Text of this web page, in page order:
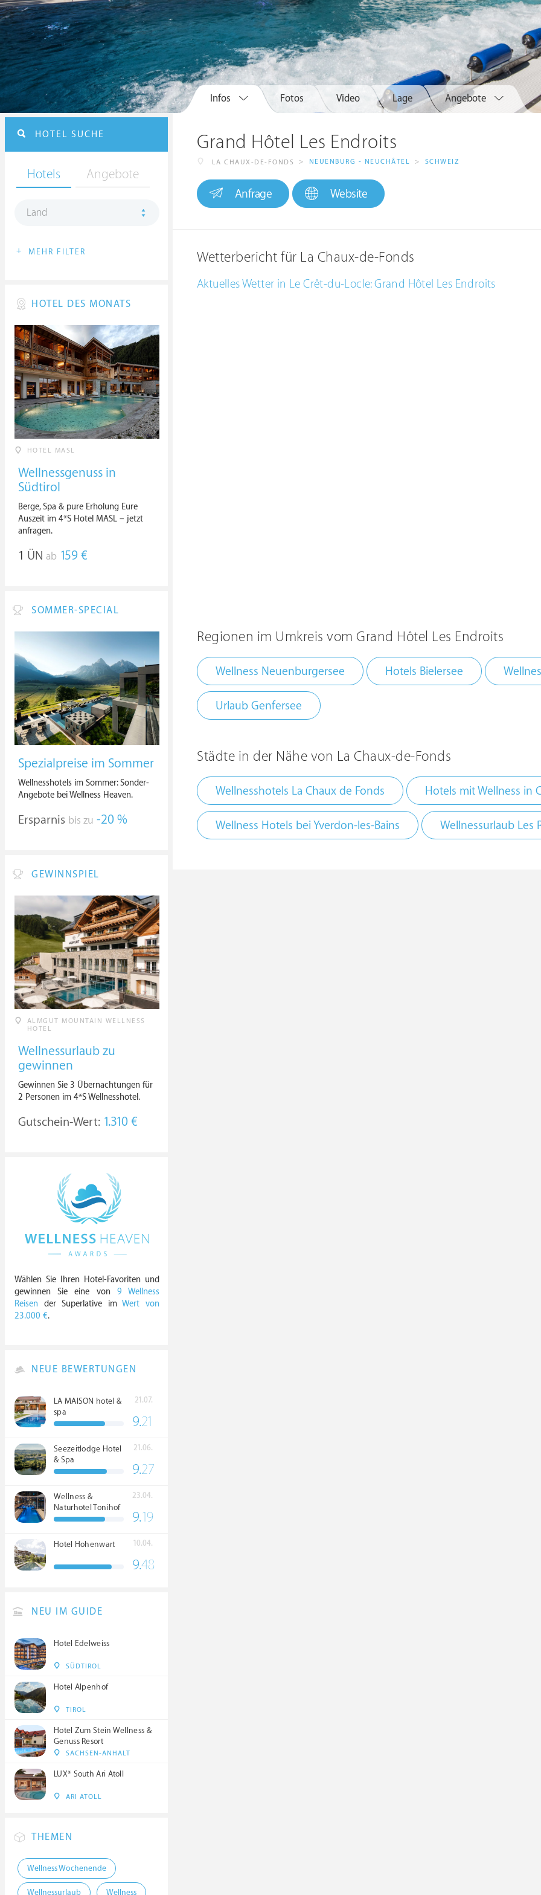
Infos Fotos Video Lage Angebote
Grand Hôtel Les Endroits
LA CHAUX-DE-FONDS > NEUENBURG - NEUCHÂTEL > SCHWEIZ
Anfrage Website
Wetterbericht für La Chaux-de-Fonds
Aktuelles Wetter in Le Crêt-du-Locle: Grand Hôtel Les Endroits
Regionen im Umkreis vom Grand Hôtel Les Endroits
Wellness Neuenburgersee Hotels Bielersee
Urlaub Genfersee
Städte in der Nähe von La Chaux-de-Fonds
Wellnesshotels La Chaux de Fonds Hotels mit Wellness in
Wellness Hotels bei Yverdon-les-Bains Wellnessurlaub Les
HOTEL SUCHE
Hotels Angebote
Land
+ MEHR FILTER
HOTEL DES MONATS
HOTEL MASL
Wellnessgenuss in
Südtirol
Berge, Spa & pure Erholung Eure
Auszeit im 4*S Hotel MASL – jetzt
anfragen.
1 ÜN ab 159 €
SOMMER-SPECIAL
Spezialpreise im Sommer
Wellnesshotels im Sommer: Sonder-
Angebote bei Wellness Heaven.
Ersparnis bis zu -20 %
GEWINNSPIEL
ALMGUT MOUNTAIN WELLNESS
HOTEL
Wellnessurlaub zu
gewinnen
Gewinnen Sie 3 Übernachtungen für
2 Personen im 4*S Wellnesshotel.
Gutschein-Wert: 1.310 €
Wählen Sie Ihren Hotel-Favoriten und
gewinnen Sie eine von 9 Wellness
Reisen der Superlative imWert von
23.000 €.
NEUE BEWERTUNGEN
LA MAISON hotel &
spa
21.07.
9.21
Seezeitlodge Hotel
& Spa
21.06.
9.27
Wellness &
Naturhotel Tonihof
****S
23.04.
9.19
Hotel Hohenwart 10.04.
9.48
NEU IM GUIDE
Hotel Edelweiss
SÜDTIROL
Hotel Alpenhof
TIROL
Hotel Zum Stein Wellness &
Genuss Resort
SACHSEN-ANHALT
LUX* South Ari Atoll
ARI ATOLL
THEMEN
Wellness Wochenende
Wellnessurlaub Wellness